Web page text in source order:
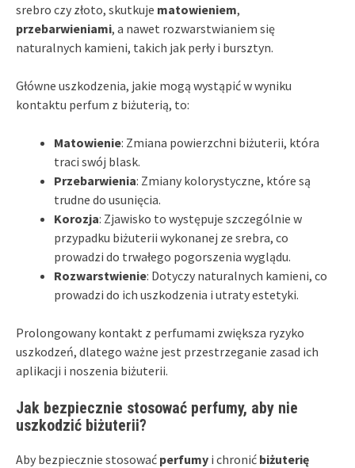
srebro czy złoto, skutkuje matowieniem,
przebarwieniami, a nawet rozwarstwianiem się
naturalnych kamieni, takich jak perły i bursztyn.
Główne uszkodzenia, jakie mogą wystąpić w wyniku
kontaktu perfum z biżuterią, to:
Matowienie: Zmiana powierzchni biżuterii, która
traci swój blask.
Przebarwienia: Zmiany kolorystyczne, które są
trudne do usunięcia.
Korozja: Zjawisko to występuje szczególnie w
przypadku biżuterii wykonanej ze srebra, co
prowadzi do trwałego pogorszenia wyglądu.
Rozwarstwienie: Dotyczy naturalnych kamieni, co
prowadzi do ich uszkodzenia i utraty estetyki.
Prolongowany kontakt z perfumami zwiększa ryzyko
uszkodzeń, dlatego ważne jest przestrzeganie zasad ich
aplikacji i noszenia biżuterii.
Jak bezpiecznie stosować perfumy, aby nie
uszkodzić biżuterii?
Aby bezpiecznie stosować perfumy i chronić biżuterię